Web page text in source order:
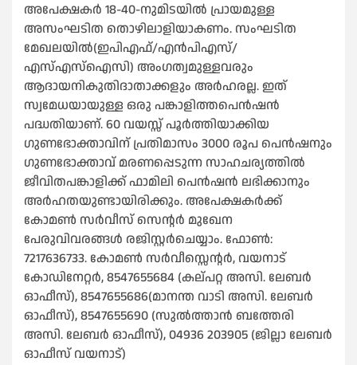
അപേക്ഷകർ 18-40-നുമിടയിൽ പ്രായമുള്ള
അസംഘടിത തൊഴിലാളിയാകണം. സംഘടിത
മേഖലയിൽ(ഇപിഎഫ്/എൻപിഎസ്/
എസ്എസ്ഐസി) അംഗത്വമുള്ളവരും
ആദായനികുതിദാതാക്കളും അർഹരല്ല. ഇത്
സ്വമേധയായുള്ള ഒരു പങ്കാളിത്തപെൻഷൻ
പദ്ധതിയാണ്. 60 വയസ്സ് പൂർത്തിയാക്കിയ
ഗുണഭോക്താവിന് പ്രതിമാസം 3000 രൂപ പെൻഷനും
ഗുണഭോക്താവ് മരണപ്പെടുന്ന സാഹചര്യത്തിൽ
ജീവിതപങ്കാളിക്ക് ഫാമിലി പെൻഷൻ ലഭിക്കാനും
അർഹതയുണ്ടായിരിക്കും. അപേക്ഷകർക്ക്
കോമൺ സർവീസ് സെന്റർ മുഖേന
പേരുവിവരങ്ങൾ രജിസ്റ്റർചെയ്യാം. ഫോൺ:
7217636733. കോമൺ സർവീസ്സെന്റർ, വയനാട്
കോഡിനേറ്റർ, 8547655684 (കല്പറ്റ അസി. ലേബർ
ഓഫീസ്), 8547655686(മാനന്ത വാടി അസി. ലേബർ
ഓഫീസ്), 8547655690 (സുൽത്താൻ ബത്തേരി
അസി. ലേബർ ഓഫീസ്), 04936 203905 (ജില്ലാ ലേബർ
ഓഫീസ് വയനാട്)